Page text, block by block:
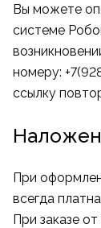
Вы можете
системе
номеру:
ссылку
При
всегда
При заказе